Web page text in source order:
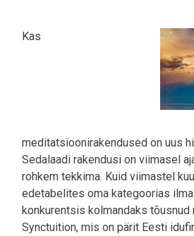
Kas
meditatsioonirakendused on uus
Sedalaadi rakendusi on viimasel
rohkem tekkima. Kuid viimastel
edetabelites oma kategoorias
konkurentsis kolmandaks
Synctuition, mis on pärit Eesti